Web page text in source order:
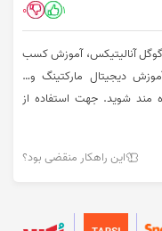
1
0
گوگل آنالیتیکس، آموزش کسب
دیجیتال مارکتینگ و…
بهره مند شوید. جهت استفاده از
این راهکار منقضی بود؟